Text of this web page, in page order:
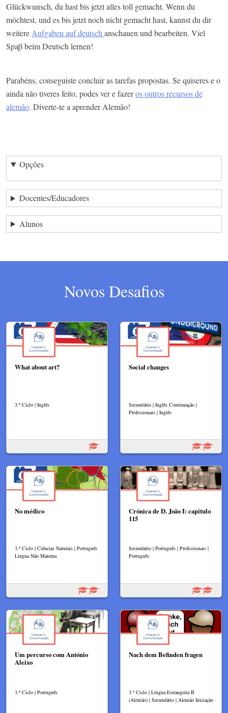
Glückwunsch, du hast bis jetzt alles toll gemacht. Wenn du
möchtest, und es bis jetzt noch nicht gemacht hast, kannst du dir
weitere Aufgaben auf deutsch anschauen und bearbeiten. Viel
Spaβ beim Deutsch lernen!​
Parabéns, conseguiste concluir as tarefas propostas. Se quiseres e o
ainda não tiveres feito, podes ver e fazeros outros recursos de
alemão. Diverte-te a aprender Alemão!
Opções
Docentes/Educadores
Alunos
Novos Desafios
What about art?
3.º Ciclo | Inglês
Social changes
Secundário | Inglês Continuação |
Profissionais | Inglês
No médico
3.º Ciclo | Ciências Naturais | Português
Língua Não Materna
Crónica de D. João I: capítulo
115
Secundário | Português | Profissionais |
Português
Um percurso com António
Aleixo
3.º Ciclo | Português
Nach dem Befinden fragen
3.º Ciclo | Língua Estrangeira II
(Alemão) | Secundário | Alemão Iniciação